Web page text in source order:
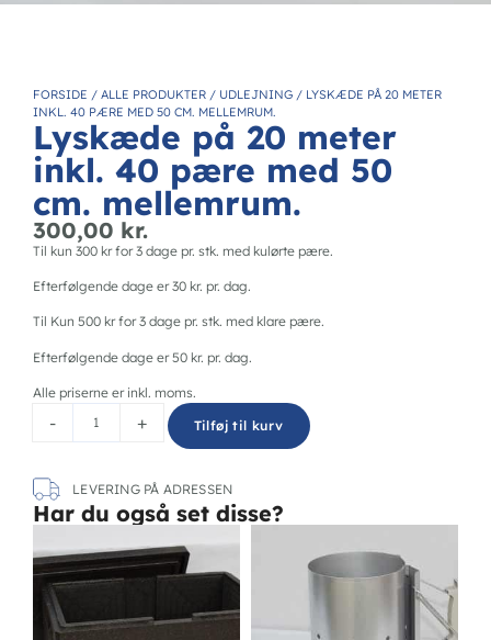
FORSIDE / ALLE PRODUKTER / UDLEJNING / LYSKÆDE PÅ 20 METER
INKL. 40 PÆRE MED 50 CM. MELLEMRUM.
Lyskæde på 20 meter
inkl. 40 pære med 50
cm. mellemrum.
300,00 kr.
Til kun 300 kr for 3 dage pr. stk. med kulørte pære.
Efterfølgende dage er 30 kr. pr. dag.
Til Kun 500 kr for 3 dage pr. stk. med klare pære.
Efterfølgende dage er 50 kr. pr. dag.
Alle priserne er inkl. moms.
- + Tilføj til kurv
LEVERING PÅ ADRESSEN
Har du også set disse?